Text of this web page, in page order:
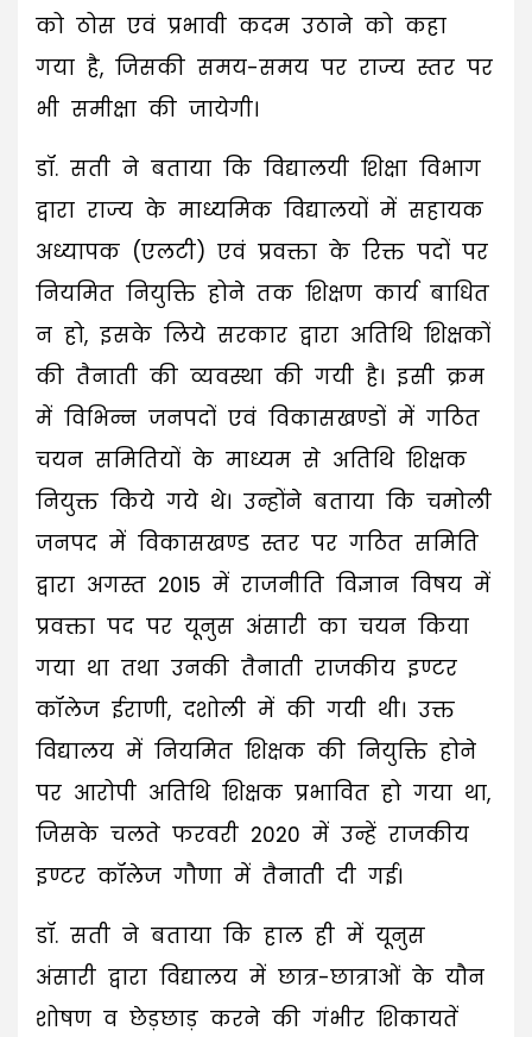
को ठोस एवं प्रभावी कदम उठाने को कहा
गया है, जिसकी समय-समय पर राज्य स्तर पर
भी समीक्षा की जायेगी।
डॉ. सती ने बताया कि विद्यालयी शिक्षा विभाग
द्वारा राज्य के माध्यमिक विद्यालयों में सहायक
अध्यापक (एलटी) एवं प्रवक्ता के रिक्त पदों पर
नियमित नियुक्ति होने तक शिक्षण कार्य बाधित
न हो, इसके लिये सरकार द्वारा अतिथि शिक्षकों
की तैनाती की व्यवस्था की गयी है। इसी क्रम
में विभिन्न जनपदों एवं विकासखण्डों में गठित
चयन समितियों के माध्यम से अतिथि शिक्षक
नियुक्त किये गये थे। उन्होंने बताया कि चमोली
जनपद में विकासखण्ड स्तर पर गठित समिति
द्वारा अगस्त 2015 में राजनीति विज्ञान विषय में
प्रवक्ता पद पर यूनुस अंसारी का चयन किया
गया था तथा उनकी तैनाती राजकीय इण्टर
कॉलेज ईराणी, दशोली में की गयी थी। उक्त
विद्यालय में नियमित शिक्षक की नियुक्ति होने
पर आरोपी अतिथि शिक्षक प्रभावित हो गया था,
जिसके चलते फरवरी 2020 में उन्हें राजकीय
इण्टर कॉलेज गौणा में तैनाती दी गई।
डॉ. सती ने बताया कि हाल ही में यूनुस
अंसारी द्वारा विद्यालय में छात्र-छात्राओं के यौन
शोषण व छेड़छाड़ करने की गंभीर शिकायतें